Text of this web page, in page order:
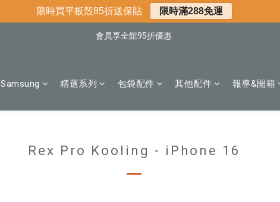
📍新客首購現折$50｜加入會員立即領取
📌年中下殺 手機殼3折起
會員享全館95折優惠
Samsung 精選系列 包袋配件 其他配件 報導&開箱
Rex Pro Kooling - iPhone 16
限時買平板殼85折送保貼 限時滿288免運